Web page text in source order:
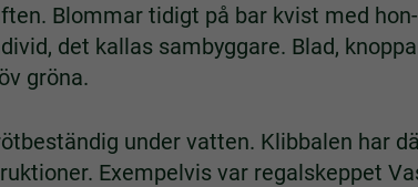
Blommar tidigt på bar kvist med
det kallas sambyggare. Blad,
gröna.
under vatten. Klibbalen har
Exempelvis var regalskeppet